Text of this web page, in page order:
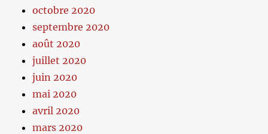
octobre 2020
septembre 2020
août 2020
juillet 2020
juin 2020
mai 2020
avril 2020
mars 2020